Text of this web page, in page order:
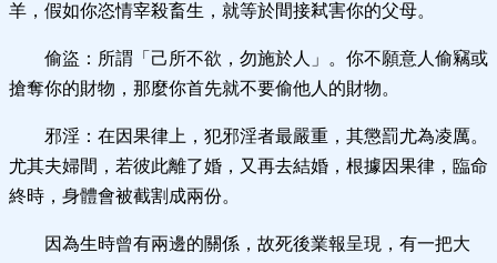
羊，假如你恣情宰殺畜生，就等於間接弒害你的父母。
偷盜：所謂「己所不欲，勿施於人」。你不願意人偷竊或
搶奪你的財物，那麼你首先就不要偷他人的財物。
邪淫：在因果律上，犯邪淫者最嚴重，其懲罰尤為凌厲。
尤其夫婦間，若彼此離了婚，又再去結婚，根據因果律，臨命
終時，身體會被截割成兩份。
因為生時曾有兩邊的關係，故死後業報呈現，有一把大